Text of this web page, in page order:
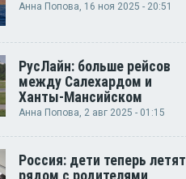
Анна Попова, 16 ноя 2025 - 20:51
РусЛайн: больше рейсов
между Салехардом и
Ханты-Мансийском
Анна Попова, 2 авг 2025 - 01:15
Россия: дети теперь летят
рядом с родителями